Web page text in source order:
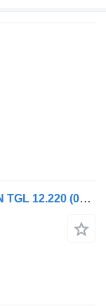
Bocchettone di riempimento olio MAN TGL 12.220 (01.05-) 51.05703-5831 per trattore stradale MAN TGL, TGM, TGS, TGX (2005-2021)